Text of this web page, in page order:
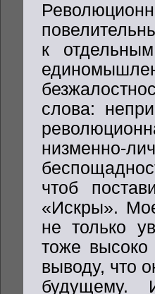
к
слова:
низменно-
чтоб
«Искры».
не только
тоже
выводу, что
будущему.